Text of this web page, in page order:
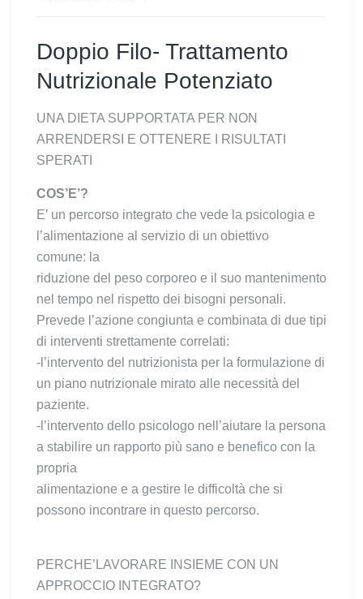
Doppio Filo- Trattamento
Nutrizionale Potenziato
UNA DIETA SUPPORTATA PER NON
ARRENDERSI E OTTENERE I RISULTATI
SPERATI
COS’E’?
E’ un percorso integrato che vede la psicologia e
l’alimentazione al servizio di un obiettivo
comune: la
riduzione del peso corporeo e il suo mantenimento
nel tempo nel rispetto dei bisogni personali.
Prevede l’azione congiunta e combinata di due tipi
di interventi strettamente correlati:
-l’intervento del nutrizionista per la formulazione di
un piano nutrizionale mirato alle necessità del
paziente.
-l’intervento dello psicologo nell’aiutare la persona
a stabilire un rapporto più sano e benefico con la
propria
alimentazione e a gestire le difficoltà che si
possono incontrare in questo percorso.
PERCHE’LAVORARE INSIEME CON UN
APPROCCIO INTEGRATO?